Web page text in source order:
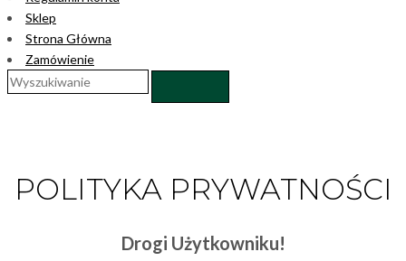
Sklep
Strona Główna
Zamówienie
POLITYKA PRYWATNOŚCI
Drogi Użytkowniku!